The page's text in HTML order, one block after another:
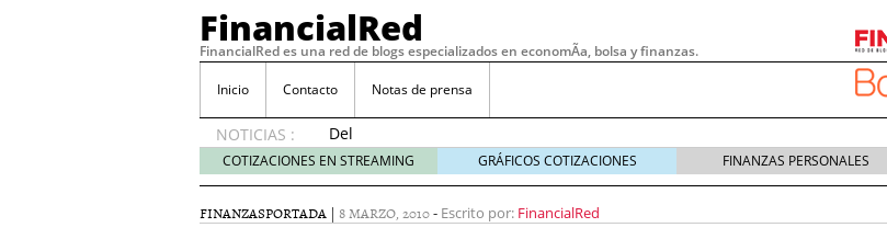
FinancialRed
FinancialRed es una red de blogs especializados en economÃ­a, bolsa y finanzas.
Inicio Contacto Notas de prensa
NOTICIAS :
Del
depósito
a la
cómo
COTIZACIONES EN STREAMING GRÁFICOS COTIZACIONES FINANZAS PERSONALES
FINANZASPORTADA | 8 MARZO, 2010- Escrito por: FinancialRed